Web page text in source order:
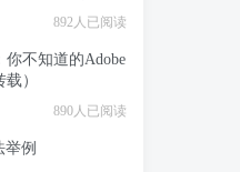
可驾驶汽车包
）【推荐】
892人已阅读
你不知道的Adobe
）
890人已阅读
举例